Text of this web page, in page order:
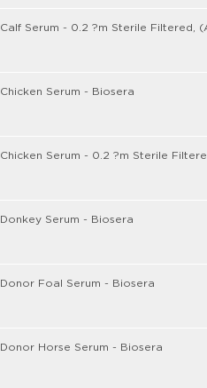
Calf Serum - 0.2 ?m Sterile Filtered,
Chicken Serum - Biosera
Chicken Serum - 0.2 ?m Sterile
Donkey Serum - Biosera
Donor Foal Serum - Biosera
Donor Horse Serum - Biosera